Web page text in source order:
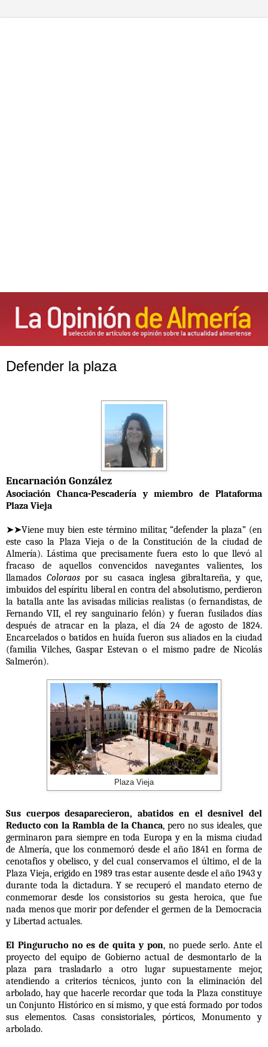
Defender la plaza
Encarnación González
Asociación Chanca-Pescadería y miembro de Plataforma
Plaza Vieja
➤➤Viene muy bien este término militar, “defender la plaza” (en
este caso la Plaza Vieja o de la Constitución de la ciudad de
Almería).Lástima que precisamente fuera esto lo que llevó al
fracaso de aquellos convencidos navegantes valientes, los
llamados Coloraospor su casaca inglesa gibraltareña, y que,
imbuidos del espíritu liberal en contra del absolutismo, perdieron
la batalla ante las avisadas milicias realistas (o fernandistas, de
Fernando VII, el rey sanguinario felón) y fueran fusilados días
después de atracar en la plaza, el día 24 de agosto de 1824.
Encarcelados o batidos en huída fueron sus aliados en la ciudad
(familia Vilches, Gaspar Estevan o el mismo padre de Nicolás
Salmerón).
Plaza Vieja
Sus cuerpos desaparecieron, abatidos en el desnivel del
Reducto con la Rambla de la Chanca, pero no sus ideales, que
germinaron para siempre en toda Europa y en la misma ciudad
de Almería, que los conmemoró desde el año 1841 en forma de
cenotafios y obelisco, y del cual conservamos el último, el de la
Plaza Vieja, erigido en 1989 tras estar ausente desde el año 1943 y
durante toda la dictadura. Y se recuperó el mandato eterno de
conmemorar desde los consistorios su gesta heroica, que fue
nada menos que morir por defender el germen de la Democracia
y Libertad actuales.
El Pingurucho no es de quita y pon, no puede serlo. Ante el
proyecto del equipo de Gobierno actual de desmontarlo de la
plaza para trasladarlo a otro lugar supuestamente mejor,
atendiendo a criterios técnicos, junto con la eliminación del
arbolado, hay que hacerle recordar que toda la Plaza constituye
un Conjunto Histórico en sí mismo, y que está formado por todos
sus elementos. Casas consistoriales, pórticos, Monumento y
arbolado.